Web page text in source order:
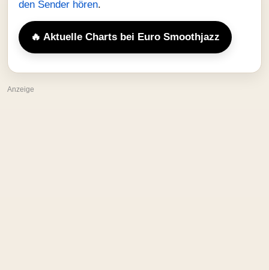
den Sender hören.
🔥 Aktuelle Charts bei Euro Smoothjazz
Anzeige